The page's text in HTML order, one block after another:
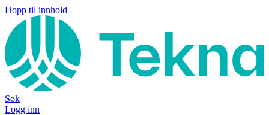
Hopp til innhold
Søk
Logg inn